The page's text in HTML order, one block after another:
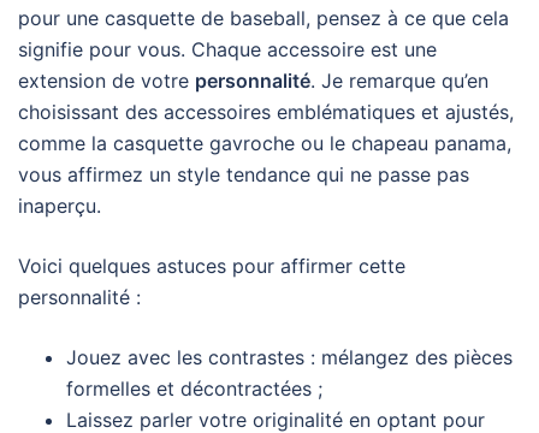
pour une casquette de baseball, pensez à ce que cela
signifie pour vous. Chaque accessoire est une
extension de votre personnalité. Je remarque qu’en
choisissant des accessoires emblématiques et ajustés,
comme la casquette gavroche ou le chapeau panama,
vous affirmez un style tendance qui ne passe pas
inaperçu.
Voici quelques astuces pour affirmer cette
personnalité :
Jouez avec les contrastes : mélangez des pièces
formelles et décontractées ;
Laissez parler votre originalité en optant pour